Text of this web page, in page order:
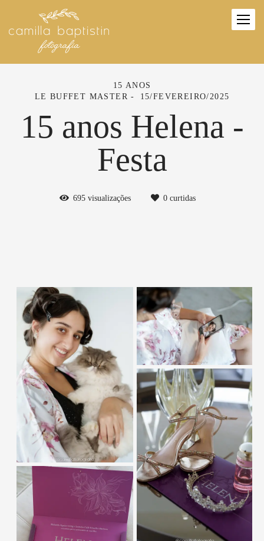
15 ANOS
LE BUFFET MASTER
15/FEVEREIRO/2025
15 anos Helena -
Festa
695 visualizações 0 curtidas